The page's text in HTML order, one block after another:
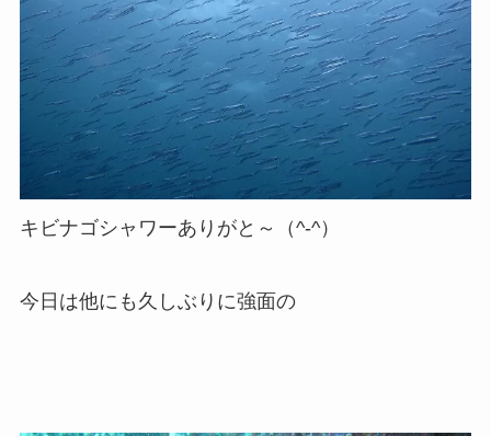
キビナゴシャワーありがと～（^-^）
今日は他にも久しぶりに強面の